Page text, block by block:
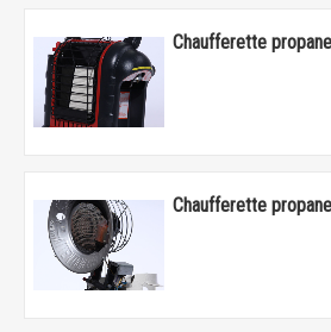
Chaufferette
Chaufferette